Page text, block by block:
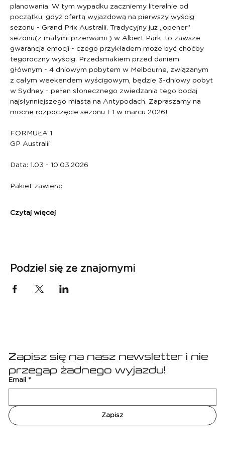
planowania. W tym wypadku zaczniemy literalnie od
początku, gdyż ofertą wyjazdową na pierwszy wyścig
sezonu - Grand Prix Australii. Tradycyjny już „opener”
sezonu(z małymi przerwami ) w Albert Park, to zawsze
gwarancja emocji - czego przykładem może być choćby
tegoroczny wyścig. Przedsmakiem przed daniem
głównym - 4 dniowym pobytem w Melbourne, związanym
z całym weekendem wyścigowym, będzie 3-dniowy pobyt
w Sydney - pełen słonecznego zwiedzania tego bodaj
najsłynniejszego miasta na Antypodach. Zapraszamy na
mocne rozpoczęcie sezonu F1 w marcu 2026!
FORMUŁA 1
GP Australii
Data: 1.03 - 10.03.2026
Pakiet zawiera:
Czytaj więcej
Podziel się ze znajomymi
Zapisz się na nasz newsletter i nie
przegap żadnego wyjazdu!
Email *
Zapisz